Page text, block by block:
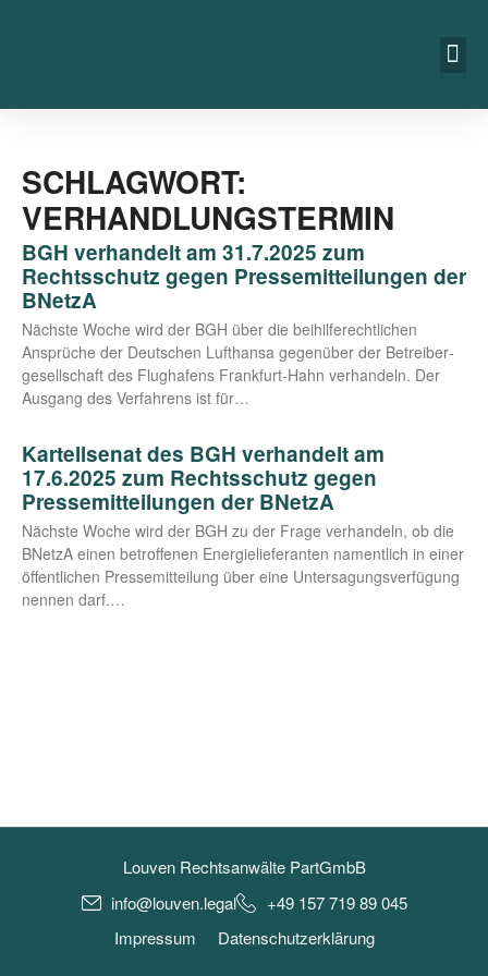
SCHLAGWORT:
VERHANDLUNGSTERMIN
BGH verhandelt am 31.7.2025 zum
Rechtsschutz gegen Pressemitteilungen der
BNetzA
Nächs­te Woche wird der BGH über die bei­hil­fe­recht­li­chen
Ansprü­che der Deut­schen Luft­han­sa gegen­über der Betrei­ber­
ge­sell­schaft des Flug­ha­fens Fran­k­­furt-Hahn ver­han­deln. Der
Aus­gang des Ver­fah­rens ist für…
Kartellsenat des BGH verhandelt am
17.6.2025 zum Rechtsschutz gegen
Pressemitteilungen der BNetzA
Nächs­te Woche wird der BGH zu der Fra­ge ver­han­deln, ob die
BNetzA einen betrof­fe­nen Ener­gie­lie­fe­ran­ten nament­lich in einer
öffent­li­chen Pres­se­mit­tei­lung über eine Unter­sa­gungs­ver­fü­gung
nen­nen darf.…
Louven Rechtsanwälte PartGmbB
info@louven.legal
+49 157 719 89 045
Impressum
Datenschutzerklärung